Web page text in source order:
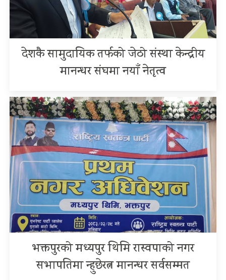
देशकै सामुदायिक तर्फको जेठो संस्था केन्द्रीय
मानन्धर संघमा नयाँ नेतृत्व
भक्तपुरको मध्यपुर थिमि रास्वपाको नगर
सभापतिमा न्हुछेरत्न मानन्धर सर्वसम्मत